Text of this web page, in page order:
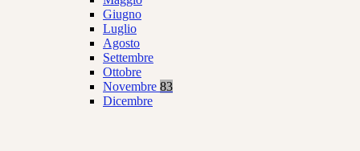
Giugno
Luglio
Agosto
Settembre
Ottobre
Novembre 83
Dicembre